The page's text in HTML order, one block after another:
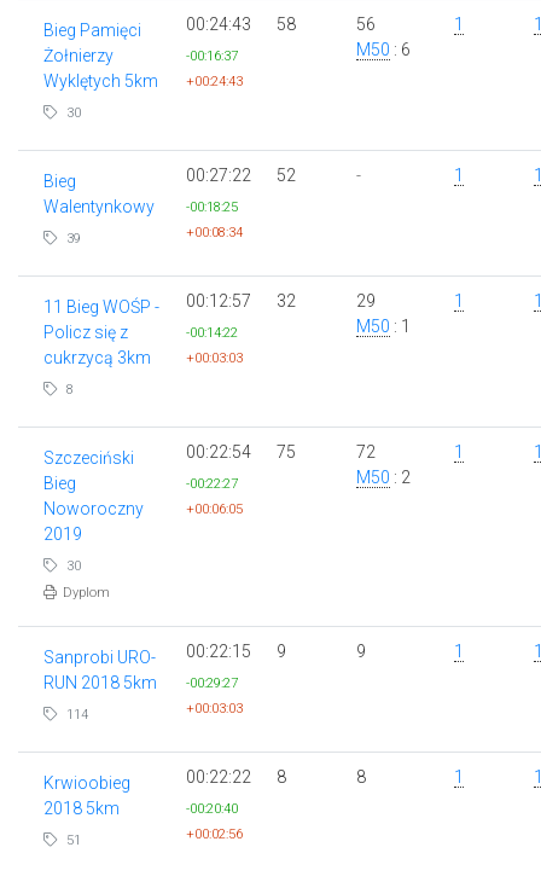
Bieg Pamięci
Żołnierzy
Wyklętych 5km
30
00:24:43
-00:16:37
+00:24:43
58
56
M50 : 6
1
Bieg
Walentynkowy
39
00:27:22
-00:18:25
+00:08:34
52 - 1
11 Bieg WOŚP -
Policz się z
cukrzycą 3km
8
00:12:57
-00:14:22
+00:03:03
32
29
M50 : 1
1
Szczeciński
Bieg
Noworoczny
2019
30
Dyplom
00:22:54
-00:22:27
+00:06:05
75
72
M50 : 2
1
Sanprobi URO-
RUN 2018 5km
114
00:22:15
-00:29:27
+00:03:03
9 9 1
Krwioobieg
2018 5km
51
00:22:22
-00:20:40
+00:02:56
8 8 1